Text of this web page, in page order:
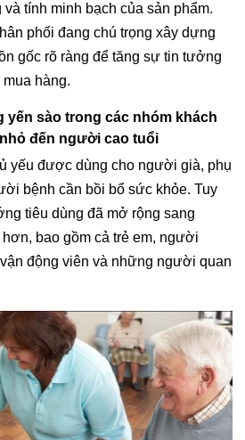
tính minh bạch của sản phẩm.
phối đang chú trọng xây dựng
gốc rõ ràng để tăng sự tin tưởng
hàng.
sào trong các nhóm khách
đến người cao tuổi
yếu được dùng cho người già, phụ
bệnh cần bồi bổ sức khỏe. Tuy
tiêu dùng đã mở rộng sang
bao gồm cả trẻ em, người
động viên và những người quan